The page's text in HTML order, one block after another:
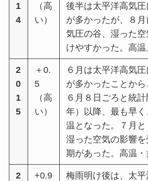
1
4
（⾼
い）
後半は太平洋⾼気
が多かったが、８
気圧の⾕、湿った
けやすかった。⾼温
2
0
1
5
＋0.
5
（⾼
い）
６⽉は太平洋⾼気
が多かったことか
６⽉８⽇ごろと統
年）以降、最も早
温となった。７⽉
湿った空気の影響
期があった。⾼温・
2
+0.9
梅⾬明け後は、太